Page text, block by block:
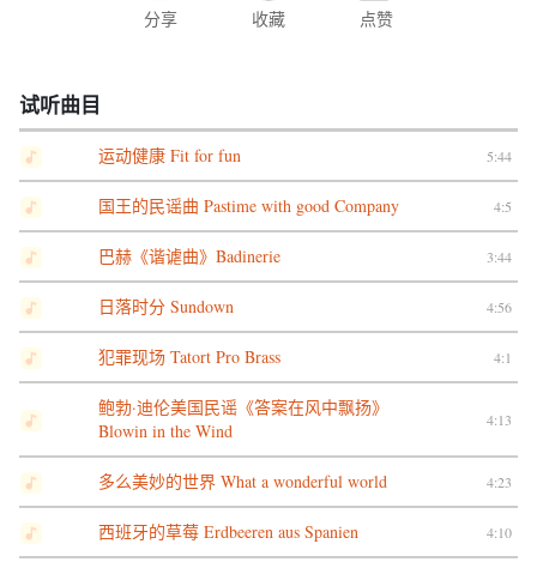
分享 收藏 点赞
试听曲目
运动健康 Fit for fun 5:44
国王的民谣曲 Pastime with good Company 4:5
巴赫《谐谑曲》Badinerie 3:44
日落时分 Sundown 4:56
犯罪现场 Tatort Pro Brass 4:1
鲍勃·迪伦美国民谣《答案在风中飘扬》
Blowin in the Wind
4:13
多么美妙的世界 What a wonderful world 4:23
西班牙的草莓 Erdbeeren aus Spanien 4:10